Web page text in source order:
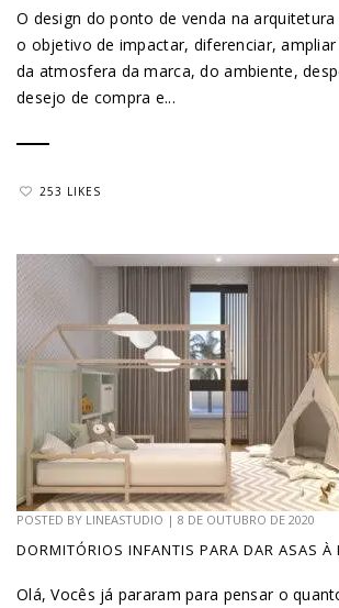
O design do ponto de venda na
o objetivo de impactar, diferenciar, ampliar
da atmosfera da marca, do ambiente,
desejo de compra e...
253 LIKES
POSTED BY LINEASTUDIO | 8 DE OUTUBRO DE 2020
DORMITÓRIOS INFANTIS PARA DAR ASAS À
Olá, Vocês já pararam para pensar o